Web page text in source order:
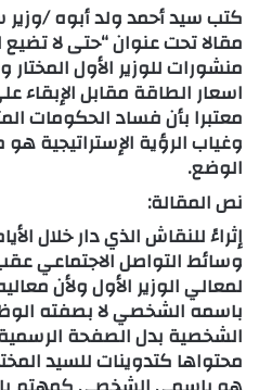
كتب سيد أحمد ولد أبوه /وزير
مقالا تحت عنوان “حتى لا
منشورات للوزير الأول
اسعار الطاقة مقابل الإبقاء
معتبرا بأن فساد الحكومات
وغياب الرؤية الإستراتيجية هو
الوضع.
نص المقالة:
إثراءً للنقاش الذي دار خلال
وسائط التواصل الاجتماعي
لمعالي الوزير الأول ولأن
باسمه الشخصي لا بصفته
الشخصية بدل الصفحة الرسمية
محتواها كتدوينات للسيد